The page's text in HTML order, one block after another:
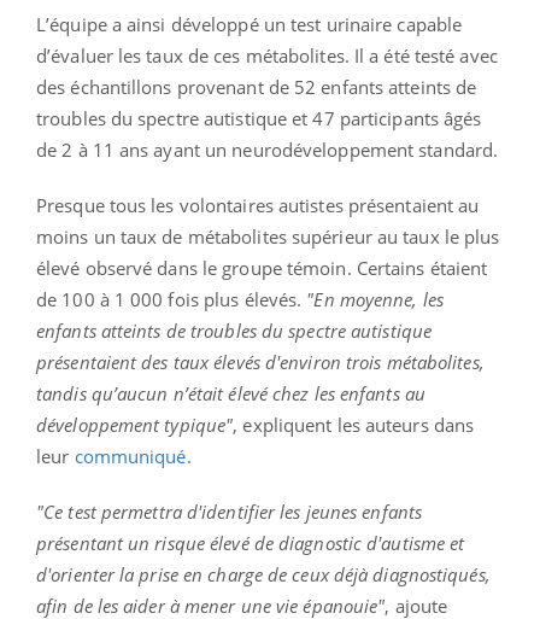
L’équipe a ainsi développé un test urinaire capable
d’évaluer les taux de ces métabolites. Il a été testé avec
des échantillons provenant de 52 enfants atteints de
troubles du spectre autistique et 47 participants âgés
de 2 à 11 ans ayant un neurodéveloppement standard.
Presque tous les volontaires autistes présentaient au
moins un taux de métabolites supérieur au taux le plus
élevé observé dans le groupe témoin. Certains étaient
de 100 à 1 000 fois plus élevés. "En moyenne, les
enfants atteints de troubles du spectre autistique
présentaient des taux élevés d'environ trois métabolites,
tandis qu’aucun n’était élevé chez les enfants au
développement typique", expliquent les auteurs dans
leur communiqué.
"Ce test permettra d'identifier les jeunes enfants
présentant un risque élevé de diagnostic d'autisme et
d'orienter la prise en charge de ceux déjà diagnostiqués,
afin de les aider à mener une vie épanouie", ajoute